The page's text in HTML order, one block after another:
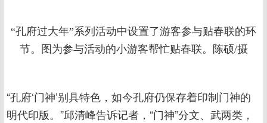
“孔府过大年”系列活动中设置了游客参与贴春联的环
节。图为参与活动的小游客帮忙贴春联。陈硕/摄
“孔府‘门神’别具特色，如今孔府仍保存着印制门神的
明代印版。”邱清峰告诉记者，“门神”分文、武两类，